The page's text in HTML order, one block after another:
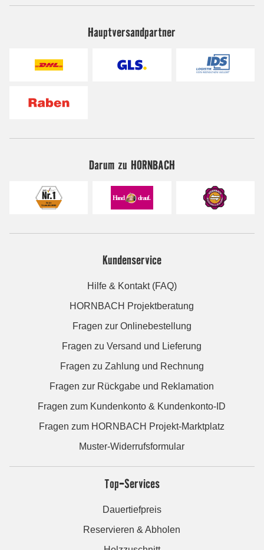
Hauptversandpartner
Darum zu HORNBACH
Kundenservice
Hilfe & Kontakt (FAQ)
HORNBACH Projektberatung
Fragen zur Onlinebestellung
Fragen zu Versand und Lieferung
Fragen zu Zahlung und Rechnung
Fragen zur Rückgabe und Reklamation
Fragen zum Kundenkonto & Kundenkonto-ID
Fragen zum HORNBACH Projekt-Marktplatz
Muster-Widerrufsformular
Top-Services
Dauertiefpreis
Reservieren & Abholen